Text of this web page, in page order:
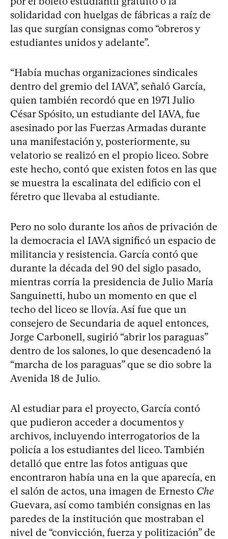
solidaridad con huelgas de fábricas a raíz de
las que surgían consignas como “obreros y
estudiantes unidos y adelante”.
“Había muchas organizaciones sindicales
dentro del gremio del IAVA”, señaló García,
quien también recordó que en 1971 Julio
César Spósito, un estudiante del IAVA, fue
asesinado por las Fuerzas Armadas durante
una manifestación y, posteriormente, su
velatorio se realizó en el propio liceo. Sobre
este hecho, contó que existen fotos en las que
se muestra la escalinata del edificio con el
féretro que llevaba al estudiante.
Pero no solo durante los años de privación de
la democracia el IAVA significó un espacio de
militancia y resistencia. García contó que
durante la década del 90 del siglo pasado,
mientras corría la presidencia de Julio María
Sanguinetti, hubo un momento en que el
techo del liceo se llovía. Así fue que un
consejero de Secundaria de aquel entonces,
Jorge Carbonell, sugirió “abrir los paraguas”
dentro de los salones, lo que desencadenó la
“marcha de los paraguas” que se dio sobre la
Avenida 18 de Julio.
Al estudiar para el proyecto, García contó
que pudieron acceder a documentos y
archivos, incluyendo interrogatorios de la
policía a los estudiantes del liceo. También
detalló que entre las fotos antiguas que
encontraron había una en la que aparecía, en
el salón de actos, una imagen de Ernesto Che
Guevara, así como también consignas en las
paredes de la institución que mostraban el
nivel de “convicción, fuerza y politización” de